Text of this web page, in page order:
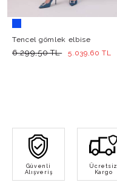
Tencel gömlek elbise
6.299,50 TL 5.039,60 TL
Güvenli
Alışveriş
Ücretsiz
Kargo